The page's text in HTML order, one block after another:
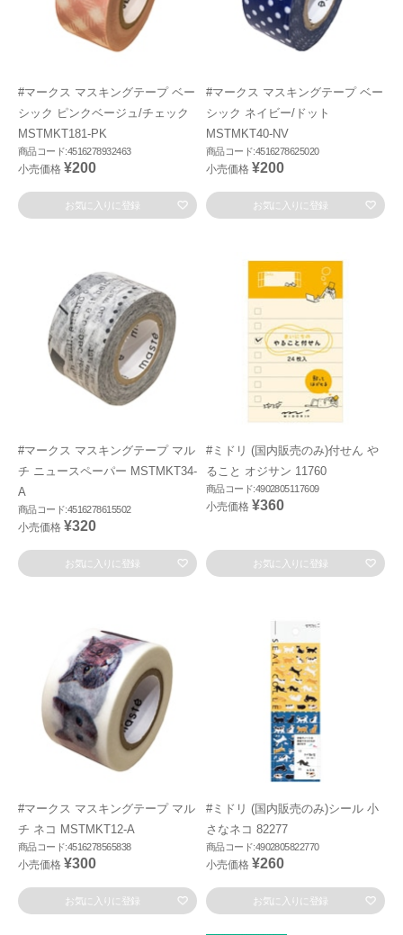
#マークス マスキングテープ ベー
シック ピンクベージュ/チェック
MSTMKT181-PK
商品コード:4516278932463
小売価格 ¥200
お気に入りに登録
#マークス マスキングテープ ベー
シック ネイビー/ドット
MSTMKT40-NV
商品コード:4516278625020
小売価格 ¥200
お気に入りに登録
#マークス マスキングテープ マル
チ ニュースペーパー MSTMKT34-
A
商品コード:4516278615502
小売価格 ¥320
お気に入りに登録
#ミドリ (国内販売のみ)付せん や
ること オジサン 11760
商品コード:4902805117609
小売価格 ¥360
お気に入りに登録
#マークス マスキングテープ マル
チ ネコ MSTMKT12-A
商品コード:4516278565838
小売価格 ¥300
お気に入りに登録
#ミドリ (国内販売のみ)シール 小
さなネコ 82277
商品コード:4902805822770
小売価格 ¥260
お気に入りに登録